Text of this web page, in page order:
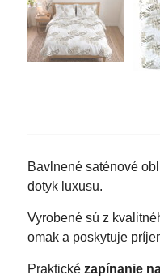
Bavlnené saténové
dotyk luxusu.
Vyrobené sú z
omak a poskytuje
Praktické zapínanie